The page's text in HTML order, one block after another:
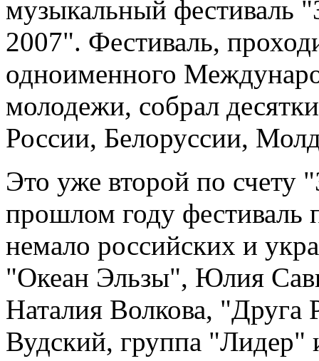
музыкальный фестиваль
2007". Фестиваль,
одноименного
молодежи, собрал
России, Белоруссии,
Это уже второй по счету
прошлом году фестиваль
немало российских и
"Океан Эльзы", Юлия
Наталия Волкова, "Друга
Вудский, группа "Лидер"